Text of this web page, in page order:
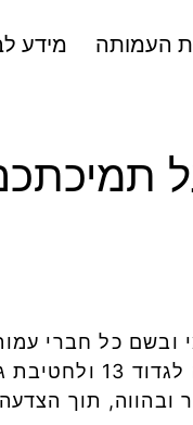
העמותה מידע
בהצלחת מפגש
תוך